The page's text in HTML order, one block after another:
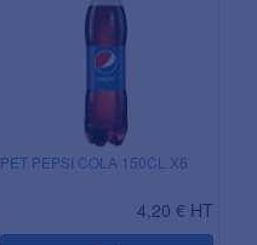
PET PEPSI COLA 150CL X6
4,20 € HT